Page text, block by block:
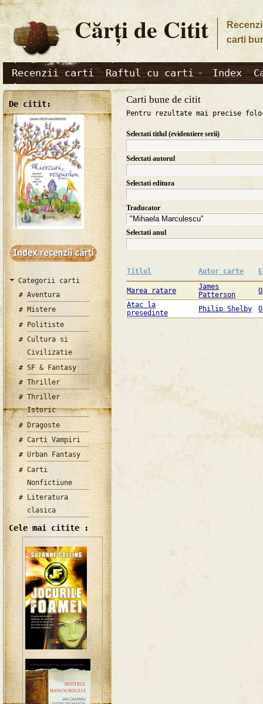
Cărţi de Citit
carti
Recenzii carti Raftul cu carti Index
De citit:
Categorii carti
Aventura
Mistere
Politiste
Cultura si
Civilizatie
SF & Fantasy
Thriller
Thriller
Istoric
Dragoste
Carti Vampiri
Urban Fantasy
Carti
Nonfictiune
Literatura
clasica
Cele mai citite :
Carti bune de citit
Pentru rezultate mai precise
Selectati titlul (evidentiere serii)
Selectati autorul
Selectati editura
Traducator
Selectati anul
Titlul Autor carte
Marea ratare
James
Patterson
Atac la
presedinte
Philip Shelby